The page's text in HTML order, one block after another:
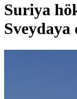
Suriya
Sveydaya